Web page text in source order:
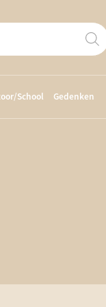
School Gedenken